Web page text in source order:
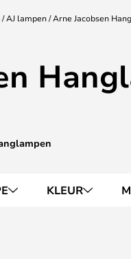
AJ lampen Arne Jacobsen
KLEUR